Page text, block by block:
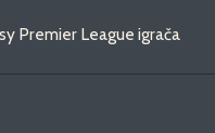
Premier League igrača